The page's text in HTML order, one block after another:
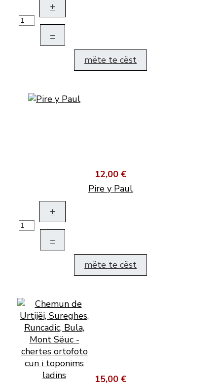
+
–
mëte te cëst
12,00 €
Pire y Paul
+
–
mëte te cëst
15,00 €